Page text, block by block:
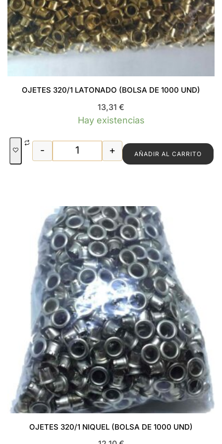
OJETES 320/1 LATONADO (BOLSA DE 1000 UND)
13,31 €
Hay existencias
OJETES 320/1 LATONADO (BOLSA DE
- + AÑADIR AL CARRITO
OJETES 320/1 NIQUEL (BOLSA DE 1000 UND)